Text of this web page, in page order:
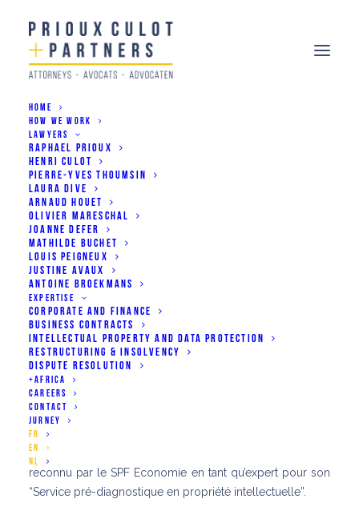
HOME
HOW WE WORK
LAWYERS
RAPHAEL PRIOUX
HENRI CULOT
PIERRE-YVES THOUMSIN
LAURA DIVE
ARNAUD HOUET
OLIVIER MARESCHAL
JOANNE DEFER
MATHILDE BUCHET
LOUIS PEIGNEUX
JUSTINE AVAUX
ANTOINE BROEKMANS
EXPERTISE
CORPORATE AND FINANCE
BUSINESS CONTRACTS
INTELLECTUAL PROPERTY AND DATA PROTECTION
RESTRUCTURING & INSOLVENCY
DISPUTE RESOLUTION
+AFRICA
CAREERS
CONTACT
JURNEY
FR
EN
NL
Pierre-Yves Thoumsin reconnu
comme expert par le SPF
24/09/2025
Notre associé Pierre-Yves Thoumsin a récemment été
reconnu par le SPF Economie en tant qu’expert pour son
“Service pré-diagnostique en propriété intellectuelle”.